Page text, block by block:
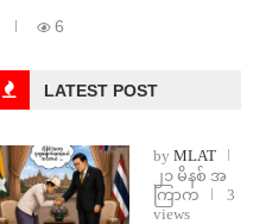
6
LATEST POST
by MLAT
၂၁ မိနစ် အ
ကြာက
3
views